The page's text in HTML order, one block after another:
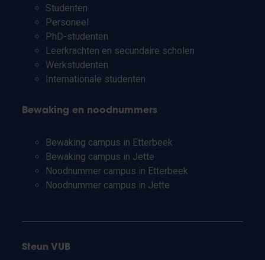
Studenten
Personeel
PhD-studenten
Leerkrachten en secundaire scholen
Werkstudenten
Internationale studenten
Bewaking en noodnummers
Bewaking campus in Etterbeek
Bewaking campus in Jette
Noodnummer campus in Etterbeek
Noodnummer campus in Jette
Steun VUB